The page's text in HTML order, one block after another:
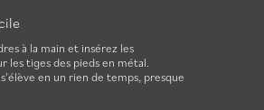
à la main et insérez les
les tiges des pieds en métal.
en un rien de temps, presque